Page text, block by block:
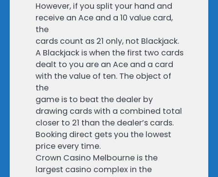
However, if you split your hand and
receive an Ace and a 10 value card,
the
cards count as 21 only, not Blackjack.
A Blackjack is when the first two cards
dealt to you are an Ace and a card
with the value of ten. The object of
the
game is to beat the dealer by
drawing cards with a combined total
closer to 21 than the dealer’s cards.
Booking direct gets you the lowest
price every time.
Crown Casino Melbourne is the
largest casino complex in the